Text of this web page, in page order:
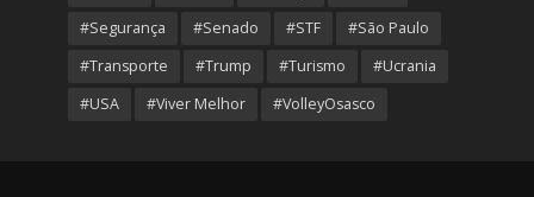
#Segurança
#Senado #STF
#São Paulo
#Transporte
#Trump #Turismo
#Ucrania
#USA
#Viver Melhor #VolleyOsasco